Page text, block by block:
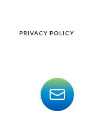
PRIVACY POLICY